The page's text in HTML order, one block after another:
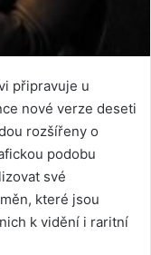
připravuje u
nové verze deseti
rozšířeny o
podobu
své
které jsou
k vidění i raritní